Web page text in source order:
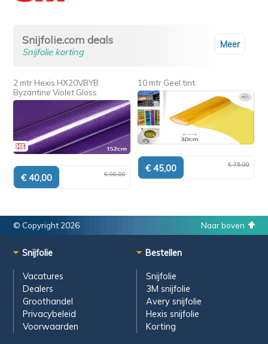
Meer
Snijfolie.com deals
Snijfolie korting
2 mtr Hexis HX20VBYB
Byzantine Violet Gloss
€ 90,00
10 mtr Geel tint
€ 75,00
Naar boven
© Copyright 2026
Snijfolie
Vacatures
Dealers
Groothandel
Privacybeleid
Voorwaarden
Bestellen
Snijfolie
3M snijfolie
Avery snijfolie
Hexis snijfolie
Korting